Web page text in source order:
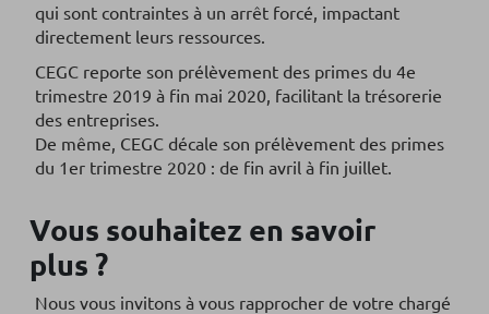
qui sont contraintes à un arrêt forcé, impactant
directement leurs ressources.
CEGC reporte son prélèvement des primes du 4e
trimestre 2019 à fin mai 2020, facilitant la trésorerie
des entreprises.
De même, CEGC décale son prélèvement des primes
du 1er trimestre 2020 : de fin avril à fin juillet.
Vous souhaitez en savoir
plus ?
Nous vous invitons à vous rapprocher de votre chargé